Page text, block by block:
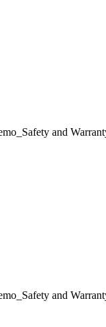
and
and